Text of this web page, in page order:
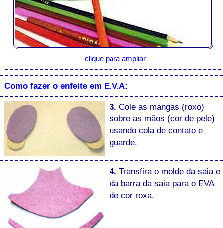
clique para ampliar
Como fazer o enfeite em E.V.A:
3. Cole as mangas (roxo)
sobre as mãos (cor de pele)
usando cola de contato e
guarde.
4. Transfira o molde da saia e
da barra da saia para o EVA
de cor roxa.